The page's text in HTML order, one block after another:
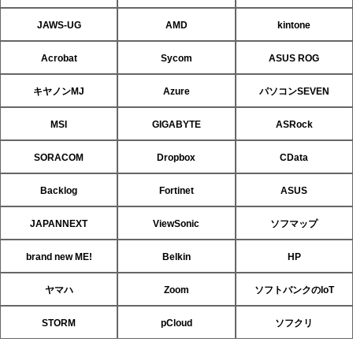
JAWS-UG AMD kintone
Acrobat Sycom ASUS ROG
キヤノンMJ Azure パソコンSEVEN
MSI GIGABYTE ASRock
SORACOM Dropbox CData
Backlog Fortinet ASUS
JAPANNEXT ViewSonic ソフマップ
brand new ME! Belkin HP
ヤマハ Zoom ソフトバンクのIoT
STORM pCloud ソフクリ